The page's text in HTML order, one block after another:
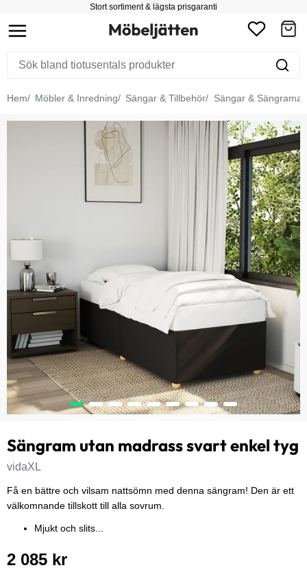
Stort sortiment & lägsta prisgaranti
Hem Möbler & Inredning Sängar & Tillbehör Sängar & Sängramar
Sängram utan madrass svart enkel tyg
vidaXL
Få en bättre och vilsam nattsömn med denna sängram! Den är ett
välkomnande tillskott till alla sovrum.
Mjukt och slits...
2 085 kr